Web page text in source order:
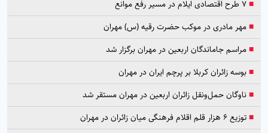
■۷ طرح اقتصادی ایلام در مسیر رفع موانع
■مهر مادری در موکب حضرت رقیه (س) مهران
■مراسم جاماندگان اربعین در مهران برگزار شد
■بوسه زائران کربلا بر پرچم ایران در مهران
■ناوگان حمل‌ونقل زائران اربعین در مهران مستقر شد
■توزیع ۶ هزار قلم اقلام فرهنگی میان زائران در مهران